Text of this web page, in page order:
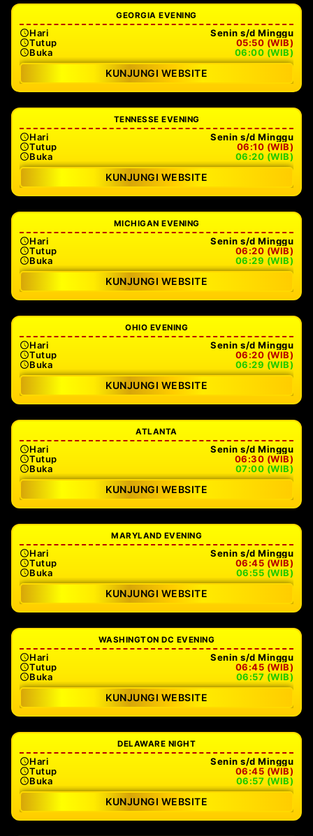
GEORGIA EVENING
Hari
Senin s/d Minggu
Tutup
05:50 (WIB)
Buka
06:00 (WIB)
KUNJUNGI WEBSITE
TENNESSE EVENING
Hari
Senin s/d Minggu
Tutup
06:10 (WIB)
Buka
06:20 (WIB)
KUNJUNGI WEBSITE
MICHIGAN EVENING
Hari
Senin s/d Minggu
Tutup
06:20 (WIB)
Buka
06:29 (WIB)
KUNJUNGI WEBSITE
OHIO EVENING
Hari
Senin s/d Minggu
Tutup
06:20 (WIB)
Buka
06:29 (WIB)
KUNJUNGI WEBSITE
ATLANTA
Hari
Senin s/d Minggu
Tutup
06:30 (WIB)
Buka
07:00 (WIB)
KUNJUNGI WEBSITE
MARYLAND EVENING
Hari
Senin s/d Minggu
Tutup
06:45 (WIB)
Buka
06:55 (WIB)
KUNJUNGI WEBSITE
WASHINGTON DC EVENING
Hari
Senin s/d Minggu
Tutup
06:45 (WIB)
Buka
06:57 (WIB)
KUNJUNGI WEBSITE
DELAWARE NIGHT
Hari
Senin s/d Minggu
Tutup
06:45 (WIB)
Buka
06:57 (WIB)
KUNJUNGI WEBSITE